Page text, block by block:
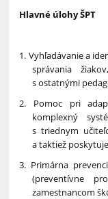
Hlavné úlohy ŠPT
1. Vyhľadávanie a
správania
s ostatnými
2. Pomoc pri
komplexný
s triednym
a taktiež
3. Primárna
(preventívne
zamestnancom